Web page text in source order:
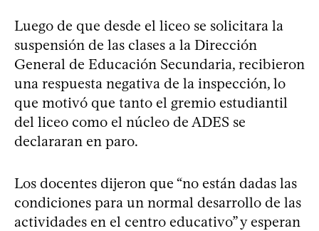
Luego de que desde el liceo se solicitara la
suspensión de las clases a la Dirección
General de Educación Secundaria, recibieron
una respuesta negativa de la inspección, lo
que motivó que tanto el gremio estudiantil
del liceo como el núcleo de ADES se
declararan en paro.
Los docentes dijeron que “no están dadas las
condiciones para un normal desarrollo de las
actividades en el centro educativo” y esperan